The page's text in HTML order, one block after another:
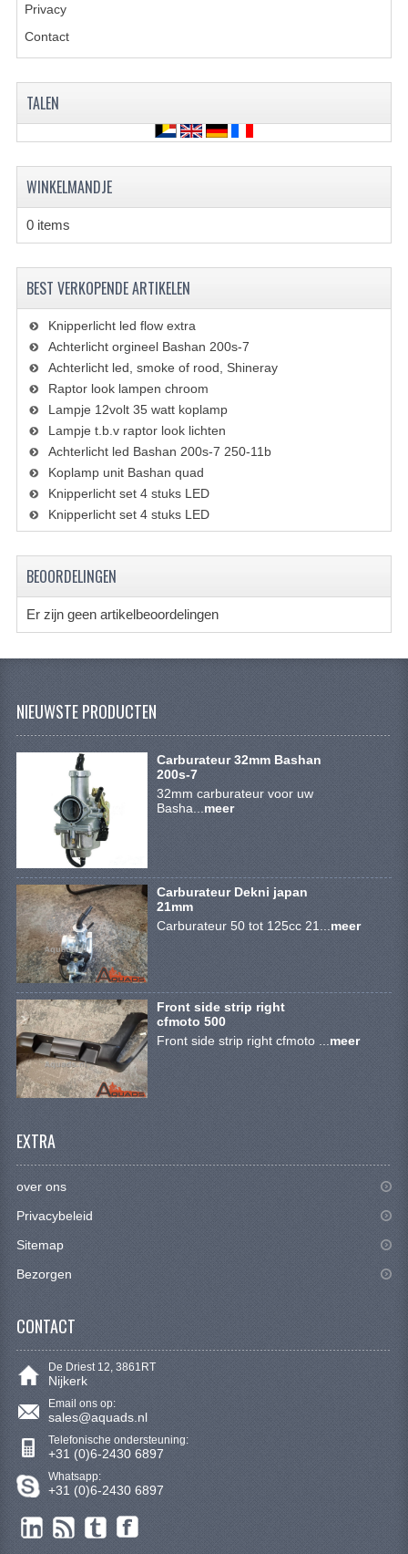
SHINERAY SPYDER/STIXE 250CC
GEREEDSCHAP
KETTING EN TANDWIELEN
KOEL SYSTEEM
MOTOR
REM SYSTEEM
SCHOKBREKERS
STUUR INRICHTING
VERLICHTING
SYM 200/250CC
TGB ONDERDELEN
12 INCH VELGEN
8 INCH VELGEN
CONTACT
Privacy
Contact
TALEN
WINKELMANDJE
0 items
BEST VERKOPENDE ARTIKELEN
Knipperlicht led flow extra
Achterlicht orgineel Bashan 200s-7
Achterlicht led, smoke of rood, Shineray
Raptor look lampen chroom
Lampje 12volt 35 watt koplamp
Lampje t.b.v raptor look lichten
Achterlicht led Bashan 200s-7 250-11b
Koplamp unit Bashan quad
Knipperlicht set 4 stuks LED
Knipperlicht set 4 stuks LED
BEOORDELINGEN
Er zijn geen artikelbeoordelingen
NIEUWSTE PRODUCTEN
Carburateur 32mm Bashan
200s-7
32mm carburateur voor uw
Basha... meer
Carburateur Dekni japan
21mm
Carburateur 50 tot 125cc 21... meer
Front side strip right
cfmoto 500
Front side strip right cfmoto ... meer
EXTRA
over ons
Privacybeleid
Sitemap
Bezorgen
CONTACT
De Driest 12, 3861RT
Nijkerk
Email ons op:
sales@aquads.nl
Telefonische ondersteuning:
+31 (0)6-2430 6897
Whatsapp:
+31 (0)6-2430 6897